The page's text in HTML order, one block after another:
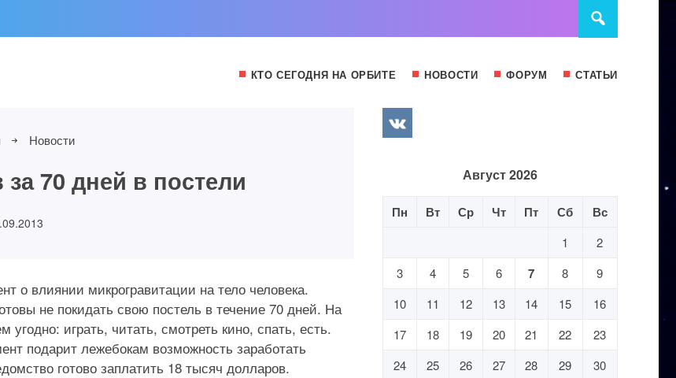
КТО СЕГОДНЯ НА ОРБИТЕ НОВОСТИ ФОРУМ СТАТЬИ
Новости
70 дней в постели
о влиянии микрогравитации на тело человека.
не покидать свою постель в течение 70 дней. На
играть, читать, смотреть кино, спать, есть.
подарит лежебокам возможность заработать
готово заплатить 18 тысяч долларов.
Август 2026
Пн Вт Ср Чт Пт Сб Вс
1
2
3
4 5 6 7 8
9
10
11 12 13 14 15
16
17
18 19 20 21 22
23
24
25 26 27 28 29
30